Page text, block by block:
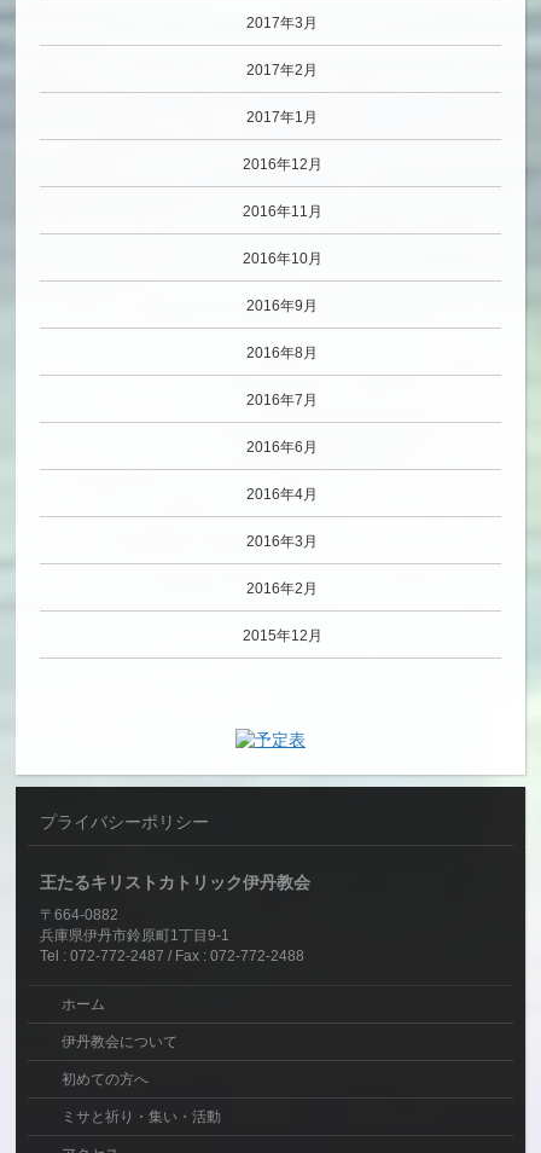
2017年3月
2017年2月
2017年1月
2016年12月
2016年11月
2016年10月
2016年9月
2016年8月
2016年7月
2016年6月
2016年4月
2016年3月
2016年2月
2015年12月
プライバシーポリシー
王たるキリストカトリック伊丹教会
〒664-0882
兵庫県伊丹市鈴原町1丁目9-1
Tel : 072-772-2487 / Fax : 072-772-2488
ホーム
伊丹教会について
初めての方へ
ミサと祈り・集い・活動